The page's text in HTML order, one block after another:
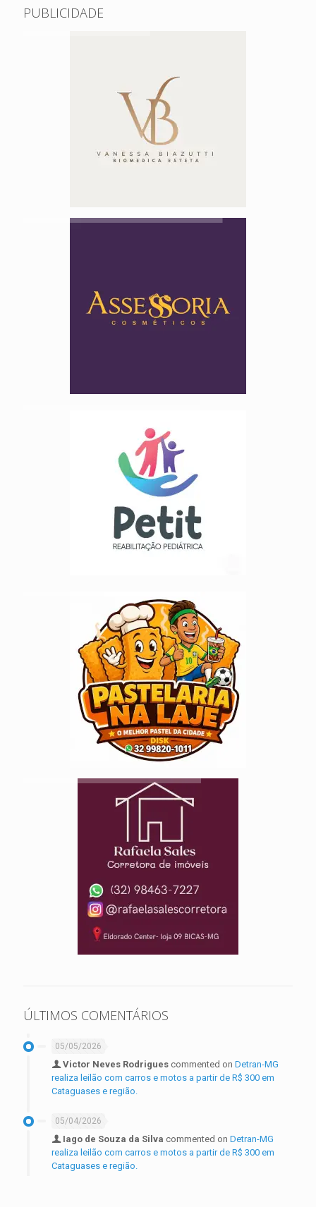
PUBLICIDADE
ÚLTIMOS COMENTÁRIOS
05/05/2026
Victor Neves Rodrigues commented on Detran-MG
realiza leilão com carros e motos a partir de R$ 300 em
Cataguases e região.
05/04/2026
Iago de Souza da Silva commented on Detran-MG
realiza leilão com carros e motos a partir de R$ 300 em
Cataguases e região.